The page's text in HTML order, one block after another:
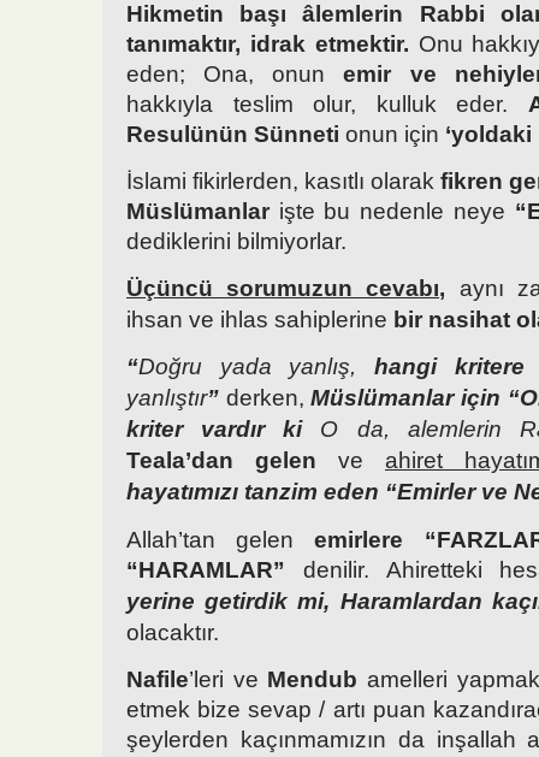
Hikmetin başı âlemlerin Rabbi
tanımaktır, idrak etmektir. Onu
eden; Ona, onunemir ve
hakkıyla teslim olur, kulluk eder.
Resulünün Sünneti onun için ‘yoldaki
İslami fikirlerden, kasıtlı olarak fikren
Müslümanlar işte bu nedenle neye
dediklerini bilmiyorlar.
Üçüncü sorumuzun cevabı, aynı
ihsan ve ihlas sahiplerine bir nasihat
“Doğru yada yanlış,hangi kritere
yanlıştır” derken,Müslümanlar için
kriter vardır ki
O da, alemlerin
Teala’dan gelen ve ahiret
hayatımızı tanzim eden “Emirler ve
Allah’tan gelenemirlere
“HARAMLAR” denilir. Ahiretteki
yerine getirdik mi, Haramlardan
olacaktır.
Nafile’leri ve Mendub amelleri
etmek bize sevap / artı puan
şeylerden kaçınmamızın da inşallah